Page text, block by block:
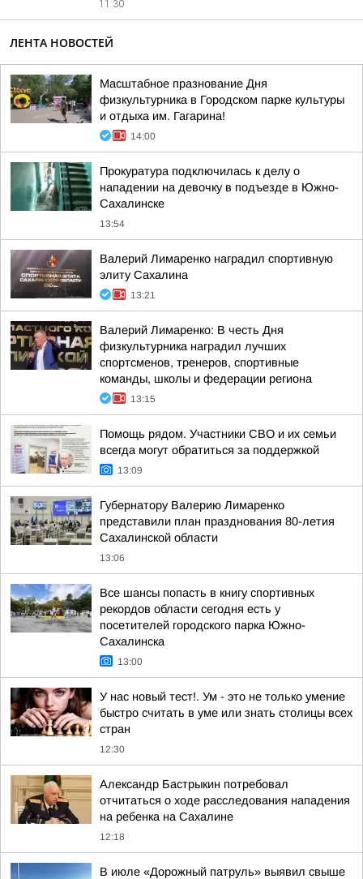
11:30
ЛЕНТА НОВОСТЕЙ
Масштабное празнование Дня
физкультурника в Городском парке культуры
и отдыха им. Гагарина!
14:00
Прокуратура подключилась к делу о
нападении на девочку в подъезде в Южно-
Сахалинске
13:54
Валерий Лимаренко наградил спортивную
элиту Сахалина
13:21
Валерий Лимаренко: В честь Дня
физкультурника наградил лучших
спортсменов, тренеров, спортивные
команды, школы и федерации региона
13:15
Помощь рядом. Участники СВО и их семьи
всегда могут обратиться за поддержкой
13:09
Губернатору Валерию Лимаренко
представили план празднования 80-летия
Сахалинской области
13:06
Все шансы попасть в книгу спортивных
рекордов области сегодня есть у
посетителей городского парка Южно-
Сахалинска
13:00
У нас новый тест!. Ум - это не только умение
быстро считать в уме или знать столицы всех
стран
12:30
Александр Бастрыкин потребовал
отчитаться о ходе расследования нападения
на ребенка на Сахалине
12:18
В июле «Дорожный патруль» выявил свыше